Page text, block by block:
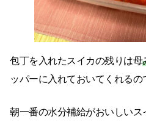
包丁を入れたスイカの残りは母
ッパーに入れておいてくれるの
朝一番の水分補給がおいしいス